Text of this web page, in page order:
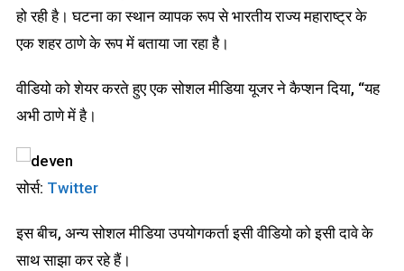
हो रही है। घटना का स्थान व्यापक रूप से भारतीय राज्य महाराष्ट्र के
एक शहर ठाणे के रूप में बताया जा रहा है।
वीडियो को शेयर करते हुए एक सोशल मीडिया यूजर ने कैप्शन दिया, “यह
अभी ठाणे में है।
सोर्स: Twitter
इस बीच, अन्य सोशल मीडिया उपयोगकर्ता इसी वीडियो को इसी दावे के
साथ साझा कर रहे हैं।